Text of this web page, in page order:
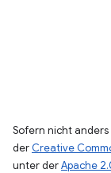
Sofern nicht
der Creative
unter derApache